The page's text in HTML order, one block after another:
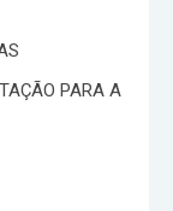
PARA A